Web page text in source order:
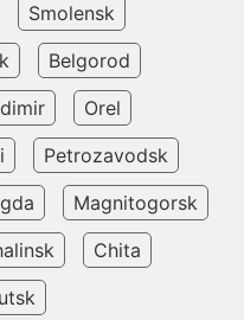
Smolensk
Belgorod
Orel
Petrozavodsk
Magnitogorsk
Chita